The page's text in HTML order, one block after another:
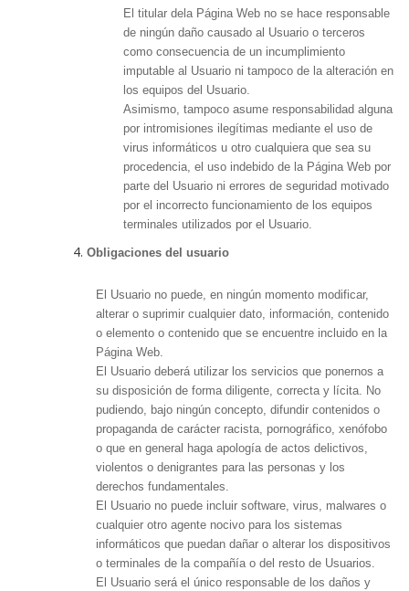
El titular dela Página Web no se hace responsable
de ningún daño causado al Usuario o terceros
como consecuencia de un incumplimiento
imputable al Usuario ni tampoco de la alteración en
los equipos del Usuario.
Asimismo, tampoco asume responsabilidad alguna
por intromisiones ilegítimas mediante el uso de
virus informáticos u otro cualquiera que sea su
procedencia, el uso indebido de la Página Web por
parte del Usuario ni errores de seguridad motivado
por el incorrecto funcionamiento de los equipos
terminales utilizados por el Usuario.
Obligaciones del usuario
El Usuario no puede, en ningún momento modificar,
alterar o suprimir cualquier dato, información, contenido
o elemento o contenido que se encuentre incluido en la
Página Web.
El Usuario deberá utilizar los servicios que ponernos a
su disposición de forma diligente, correcta y lícita. No
pudiendo, bajo ningún concepto, difundir contenidos o
propaganda de carácter racista, pornográfico, xenófobo
o que en general haga apología de actos delictivos,
violentos o denigrantes para las personas y los
derechos fundamentales.
El Usuario no puede incluir software, virus, malwares o
cualquier otro agente nocivo para los sistemas
informáticos que puedan dañar o alterar los dispositivos
o terminales de la compañía o del resto de Usuarios.
El Usuario será el único responsable de los daños y